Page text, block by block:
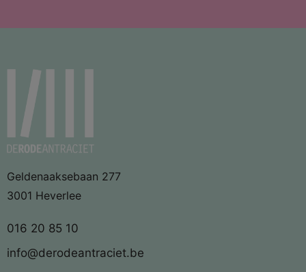
Geldenaaksebaan 277
3001 Heverlee
016 20 85 10
info@derodeantraciet.be